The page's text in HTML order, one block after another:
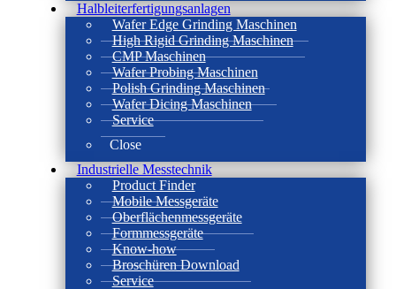
Halbleiterfertigungsanlagen
Wafer Edge Grinding Maschinen
High Rigid Grinding Maschinen
CMP Maschinen
Wafer Probing Maschinen
Polish Grinding Maschinen
Wafer Dicing Maschinen
Service
Close
Industrielle Messtechnik
Product Finder
Mobile Messgeräte
Oberflächenmessgeräte
Formmessgeräte
Know-how
Broschüren Download
Service